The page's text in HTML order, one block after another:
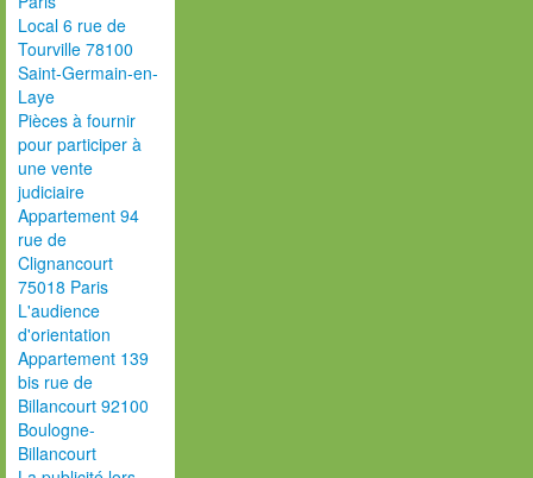
Local 6 rue de
Tourville 78100
Saint-Germain-en-
Laye
Pièces à fournir
pour participer à
une vente
judiciaire
Appartement 94
rue de
Clignancourt
75018 Paris
L'audience
d'orientation
Appartement 139
bis rue de
Billancourt 92100
Boulogne-
Billancourt